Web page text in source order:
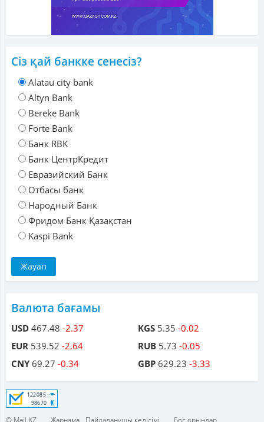
Сіз қай банкке сенесіз?
Alatau city bank
Altyn Bank
Bereke Bank
Forte Bank
Банк RBK
Банк ЦентрКредит
Евразийский Банк
Отбасы банк
Народный Банк
Фридом Банк Қазақстан
Kaspi Bank
Валюта бағамы
USD 467.48 -2.37
EUR 539.52 -2.64
CNY69.27 -0.34
KGS 5.35 -0.02
RUB 5.73 -0.05
GBP 629.23 -3.33